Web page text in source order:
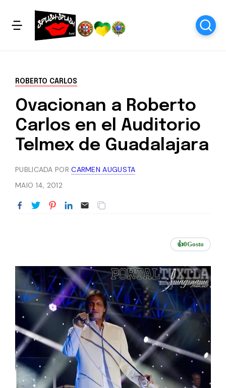
ROBERTO CARLOS
Ovacionan a Roberto
Carlos en el Auditorio
Telmex de Guadalajara
PUBLICADA PORCARMEN AUGUSTA
MAIO 14, 2012
👍0Gosto